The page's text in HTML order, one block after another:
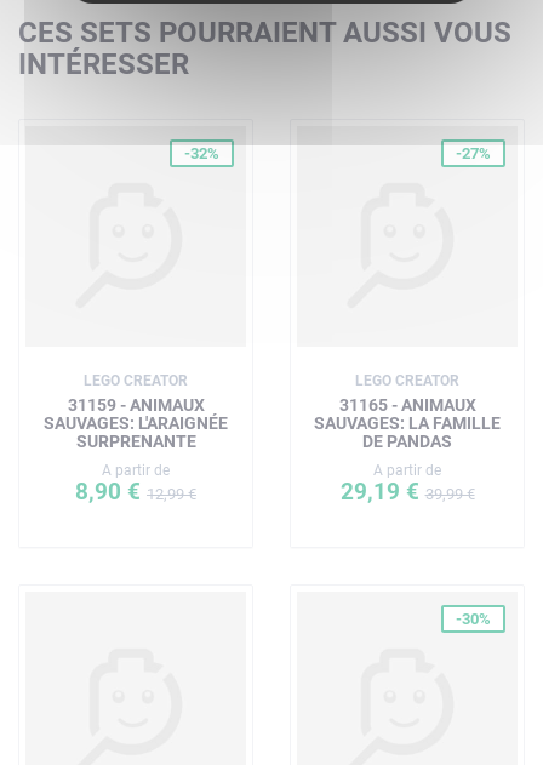
CES SETS POURRAIENT AUSSI VOUS
INTÉRESSER
-32%
LEGO CREATOR
31159 - ANIMAUX
SAUVAGES: L'ARAIGNÉE
SURPRENANTE
A partir de
8,90 € 12,99 €
-27%
LEGO CREATOR
31165 - ANIMAUX
SAUVAGES: LA FAMILLE
DE PANDAS
A partir de
29,19 €39,99 €
-30%